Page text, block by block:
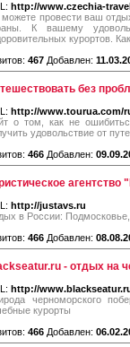
http://www.czechia-
провести ваш
К вашему
курортов.
467 Добавлен:
без
http://www.tourua.com/
о том, как не
удовольствие от
466 Добавлен:
http://justavs.ru
в России:
466 Добавлен:
- отдых на
http://
черноморского
курорты
466 Добавлен: